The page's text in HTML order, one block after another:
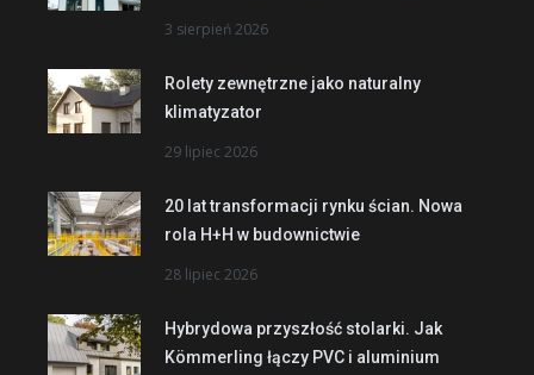
3 sierpień 2026
Rolety zewnętrzne jako naturalny
klimatyzator
29 lipiec 2026
20 lat transformacji rynku ścian. Nowa
rola H+H w budownictwie
28 lipiec 2026
Hybrydowa przyszłość stolarki. Jak
Kömmerling łączy PVC i aluminium